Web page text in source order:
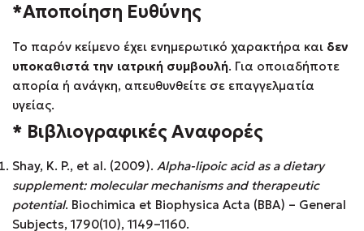
*Αποποίηση Ευθύνης
Το παρόν κείμενο έχει ενημερωτικό χαρακτήρα και δεν
υποκαθιστά την ιατρική συμβουλή. Για οποιαδήποτε
απορία ή ανάγκη, απευθυνθείτε σε επαγγελματία
υγείας.
* Βιβλιογραφικές Αναφορές
Shay, K. P., et al. (2009). Alpha-lipoic acid as a dietary
supplement: molecular mechanisms and therapeutic
potential. Biochimica et Biophysica Acta (BBA) – General
Subjects, 1790(10), 1149–1160.